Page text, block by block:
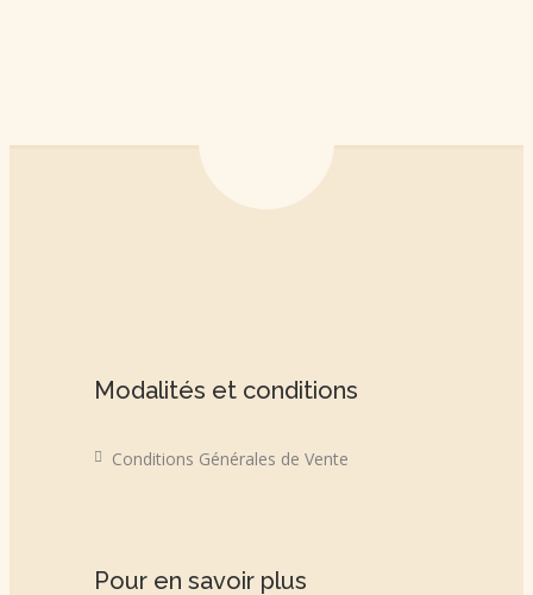
Modalités et conditions
Conditions Générales de Vente
Pour en savoir plus